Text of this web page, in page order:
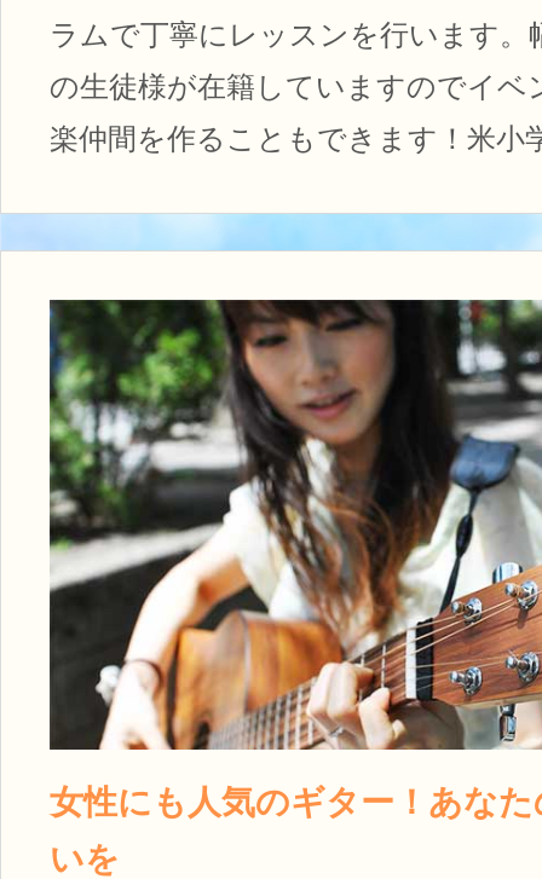
ラムで丁寧にレッスンを行います。
の生徒様が在籍していますのでイベ
楽仲間を作ることもできます！米小
女性にも人気のギター！あな
いを